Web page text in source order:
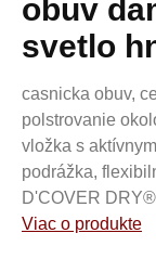
obuv
svetlo
casnicka obuv,
polstrovanie
vložka s
podrážka,
D'COVER
Viac o produkte